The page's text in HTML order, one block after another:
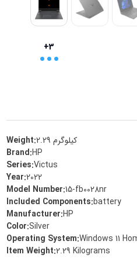
+3
...
Weight:2.29 کیلوگرم
Brand:HP
Series:Victus
Year:2022
Model Number:15-fb0028nr
Included Components:battery
Manufacturer:HP
Color:Silver
Operating System:Windows 11
Item Weight:2.29 Kilograms